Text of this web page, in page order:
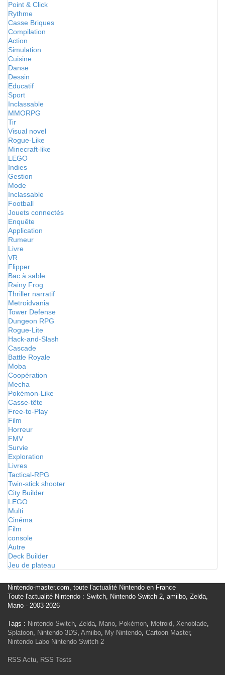
Point & Click
Rythme
Casse Briques
Compilation
Action
Simulation
Cuisine
Danse
Dessin
Educatif
Sport
Inclassable
MMORPG
Tir
Visual novel
Rogue-Like
Minecraft-like
LEGO
Indies
Gestion
Mode
Inclassable
Football
Jouets connectés
Enquête
Application
Rumeur
Livre
VR
Flipper
Bac à sable
Rainy Frog
Thriller narratif
Metroidvania
Tower Defense
Dungeon RPG
Rogue-Lite
Hack-and-Slash
Cascade
Battle Royale
Moba
Coopération
Mecha
Pokémon-Like
Casse-tête
Free-to-Play
Film
Horreur
FMV
Survie
Exploration
Livres
Tactical-RPG
Twin-stick shooter
City Builder
LEGO
Multi
Cinéma
Film
console
Autre
Deck Builder
Jeu de plateau
Nintendo-master.com, toute l'actualité Nintendo en France
Toute l'actualité Nintendo : Switch, Nintendo Switch 2, amiibo, Zelda,
Mario - 2003-2026
Tags : Nintendo Switch, Zelda, Mario, Pokémon, Metroid, Xenoblade,
Splatoon, Nintendo 3DS, Amiibo, My Nintendo, Cartoon Master,
Nintendo Labo Nintendo Switch 2
RSS Actu, RSS Tests